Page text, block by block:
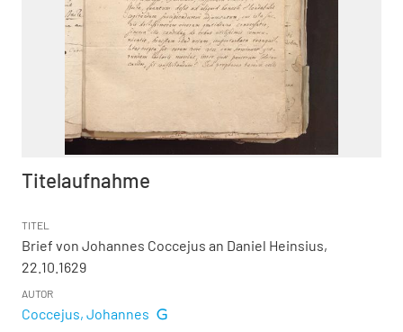
Titelaufnahme
TITEL
Brief von Johannes Coccejus an Daniel Heinsius,
22.10.1629
AUTOR
Coccejus, Johannes